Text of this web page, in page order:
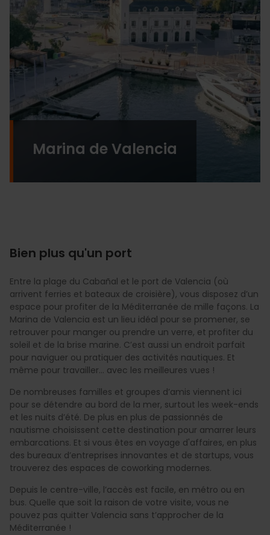
Marina de Valencia
Bien plus qu'un port
Entre la plage du Cabañal et le port de Valencia (où
arrivent ferries et bateaux de croisière), vous disposez d’un
espace pour profiter de la Méditerranée de mille façons. La
Marina de Valencia est un lieu idéal pour se promener, se
retrouver pour manger ou prendre un verre, et profiter du
soleil et de la brise marine. C’est aussi un endroit parfait
pour naviguer ou pratiquer des activités nautiques. Et
même pour travailler… avec les meilleures vues !
De nombreuses familles et groupes d’amis viennent ici
pour se détendre au bord de la mer, surtout les week-ends
et les nuits d’été. De plus en plus de passionnés de
nautisme choisissent cette destination pour amarrer leurs
embarcations. Et si vous êtes en voyage d'affaires, en plus
des bureaux d’entreprises innovantes et de startups, vous
trouverez des espaces de coworking modernes.
Depuis le centre-ville, l’accès est facile, en métro ou en
bus. Quelle que soit la raison de votre visite, vous ne
pouvez pas quitter Valencia sans t’approcher de la
Méditerranée !